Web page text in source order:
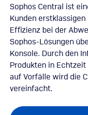
Sophos Central ist
Kunden
Effizienz bei der
Sophos-Lösungen
Konsole. Durch den
Produkten in
auf Vorfälle wird die
vereinfacht.